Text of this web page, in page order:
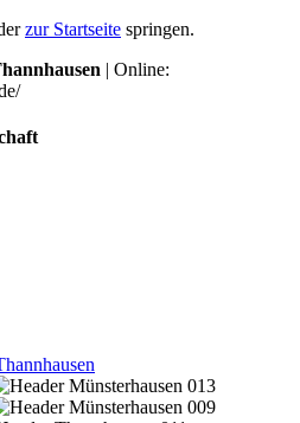
zur Startseite springen.
| Online: